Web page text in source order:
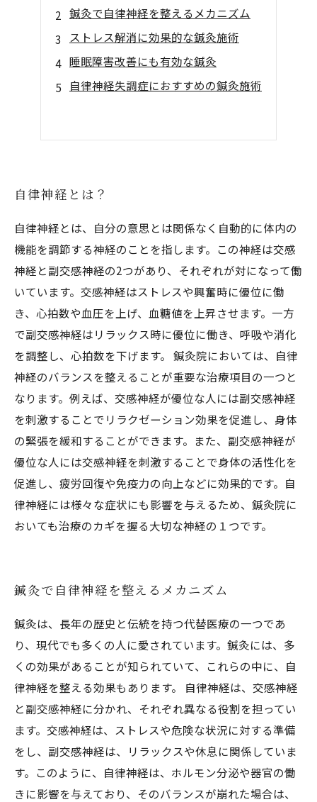
鍼灸で自律神経を整えるメカニズム
ストレス解消に効果的な鍼灸施術
睡眠障害改善にも有効な鍼灸
自律神経失調症におすすめの鍼灸施術
自律神経とは？
自律神経とは、自分の意思とは関係なく自動的に体内の
機能を調節する神経のことを指します。この神経は交感
神経と副交感神経の2つがあり、それぞれが対になって働
いています。交感神経はストレスや興奮時に優位に働
き、心拍数や血圧を上げ、血糖値を上昇させます。一方
で副交感神経はリラックス時に優位に働き、呼吸や消化
を調整し、心拍数を下げます。 鍼灸院においては、自律
神経のバランスを整えることが重要な治療項目の一つと
なります。例えば、交感神経が優位な人には副交感神経
を刺激することでリラクゼーション効果を促進し、身体
の緊張を緩和することができます。また、副交感神経が
優位な人には交感神経を刺激することで身体の活性化を
促進し、疲労回復や免疫力の向上などに効果的です。自
律神経には様々な症状にも影響を与えるため、鍼灸院に
おいても治療のカギを握る大切な神経の１つです。
鍼灸で自律神経を整えるメカニズム
鍼灸は、長年の歴史と伝統を持つ代替医療の一つであ
り、現代でも多くの人に愛されています。鍼灸には、多
くの効果があることが知られていて、これらの中に、自
律神経を整える効果もあります。 自律神経は、交感神経
と副交感神経に分かれ、それぞれ異なる役割を担ってい
ます。交感神経は、ストレスや危険な状況に対する準備
をし、副交感神経は、リラックスや休息に関係していま
す。このように、自律神経は、ホルモン分泌や器官の働
きに影響を与えており、そのバランスが崩れた場合は、